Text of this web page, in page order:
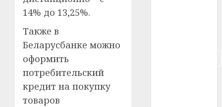
14% до 13,25%.
Также в
Беларусбанке можно
оформить
потребительский
кредит на покупку
товаров